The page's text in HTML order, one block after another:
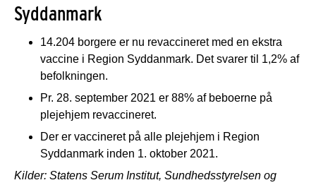
Syddanmark
14.204 borgere er nu revaccineret med en ekstra
vaccine i Region Syddanmark. Det svarer til 1,2% af
befolkningen.
Pr. 28. september 2021 er 88% af beboerne på
plejehjem revaccineret.
Der er vaccineret på alle plejehjem i Region
Syddanmark inden 1. oktober 2021.
Kilder: Statens Serum Institut, Sundhedsstyrelsen og